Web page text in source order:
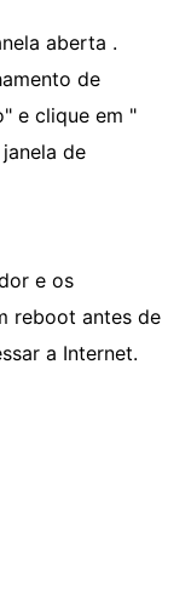
aberta .
de
e clique em "
de
e os
reboot antes de
a Internet.